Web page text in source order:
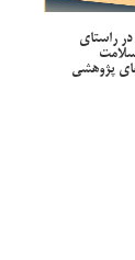
راستای
سلامت
پژوهشی